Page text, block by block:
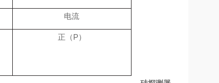
电流
正（P）